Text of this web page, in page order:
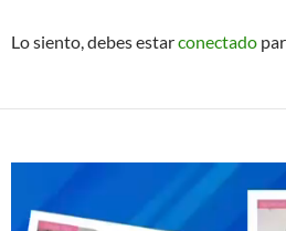
Lo siento, debes estarconectado